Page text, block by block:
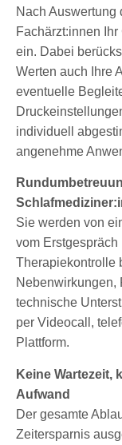
Nach Auswertung
Fachärzt:innen
ein. Dabei
Werten auch Ihre
eventuelle
individuell
angenehme
Schlafmediziner
Sie werden von
vom
Therapiekontrolle
Nebenwirkungen,
technische
per Videocall,
Plattform.
Keine Wartezeit,
Aufwand
Der gesamte
Zeitersparnis